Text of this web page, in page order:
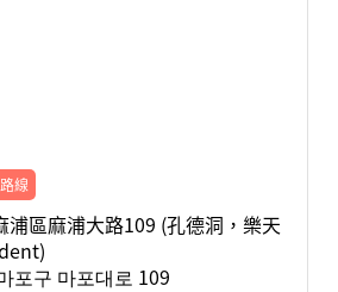
線
浦區麻浦大路109 (孔德洞，樂天
포구 마포대로 109